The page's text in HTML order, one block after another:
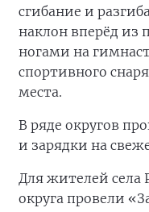
сгибание и
наклон вперёд из
ногами на
спортивного
места.
В ряде округов
и зарядки на
Для жителей села
округа провели